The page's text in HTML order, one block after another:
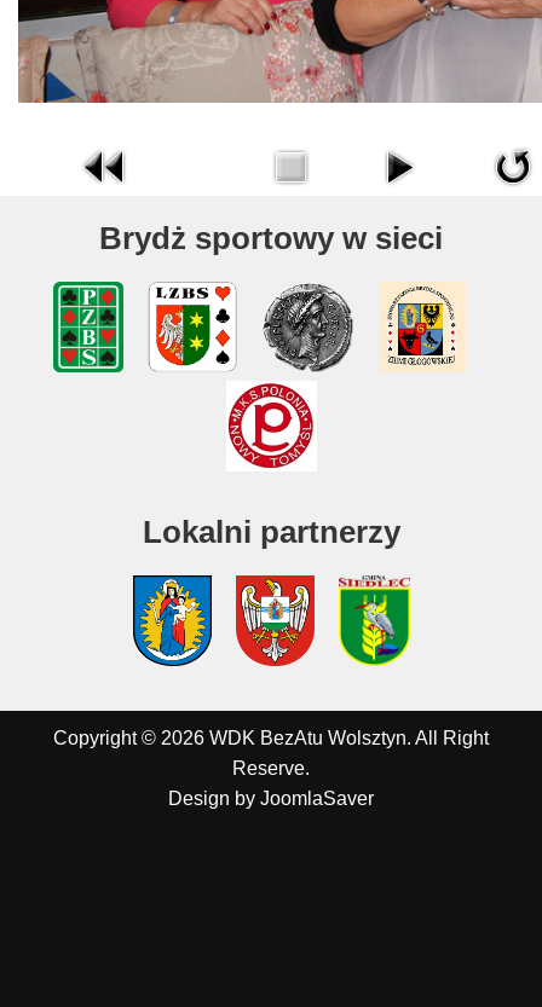
Brydż sportowy w sieci
Lokalni partnerzy
Copyright © 2026 WDK BezAtu Wolsztyn. All Right
Reserve.
Design by JoomlaSaver